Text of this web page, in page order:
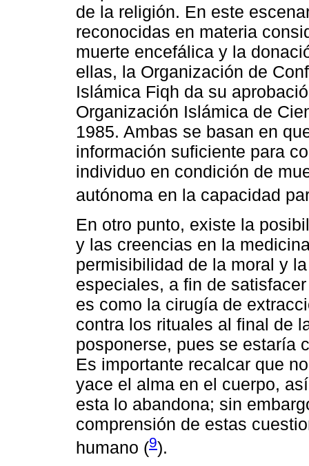
de la religión. En este
reconocidas en materia
muerte encefálica y la
ellas, la Organización de
Islámica Fiqh da su
Organización Islámica de
1985. Ambas se basan en
información suficiente para
individuo en condición de
autónoma en la capacidad
En otro punto, existe la
y las creencias en la
permisibilidad de la moral y
especiales, a fin de
es como la cirugía de
contra los rituales al final de
posponerse, pues se estaría
Es importante recalcar que
yace el alma en el cuerpo,
esta lo abandona; sin
comprensión de estas
humano (9).